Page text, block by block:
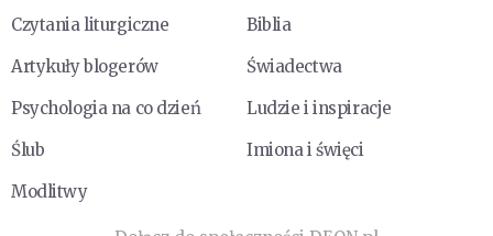
Czytania liturgiczne
Biblia
Artykuły blogerów
Świadectwa
Psychologia na co dzień
Ludzie i inspiracje
Ślub
Imiona i święci
Modlitwy